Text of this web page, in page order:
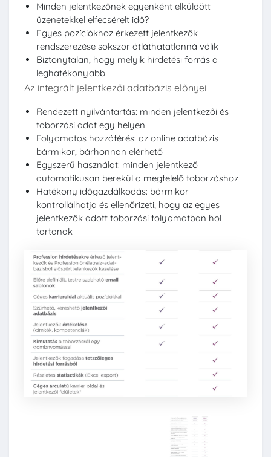
Minden jelentkezőnek egyenként elküldött
üzenetekkel elfecsérelt idő?
Egyes pozíciókhoz érkezett jelentkezők
rendszerezése sokszor átláthatatlanná válik
Biztonytalan, hogy melyik hirdetési forrás a
leghatékonyabb
Az integrált jelentkezői adatbázis előnyei
Rendezett nyilvántartás: minden jelentkezői és
toborzási adat egy helyen
Folyamatos hozzáférés: az online adatbázis
bármikor, bárhonnan elérhető
Egyszerű használat: minden jelentkező
automatikusan berekül a megfelelő toborzáshoz
Hatékony időgazdálkodás: bármikor
kontrollálhatja és ellenőrizeti, hogy az egyes
jelentkezők adott toborzási folyamatban hol
tartanak